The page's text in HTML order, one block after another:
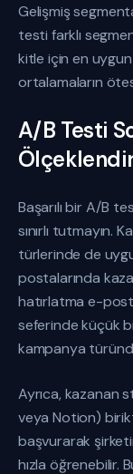
Gelişmiş
testi farklı
kitle için en
ortalamaların
A/B Testi
Başarılı bir A/B
sınırlı tutmayın.
türlerinde de
postalarında
hatırlatma e-
seferinde küçük
kampanya
Ayrıca, kazanan
veya Notion)
başvurarak
hızla öğrenebilir.